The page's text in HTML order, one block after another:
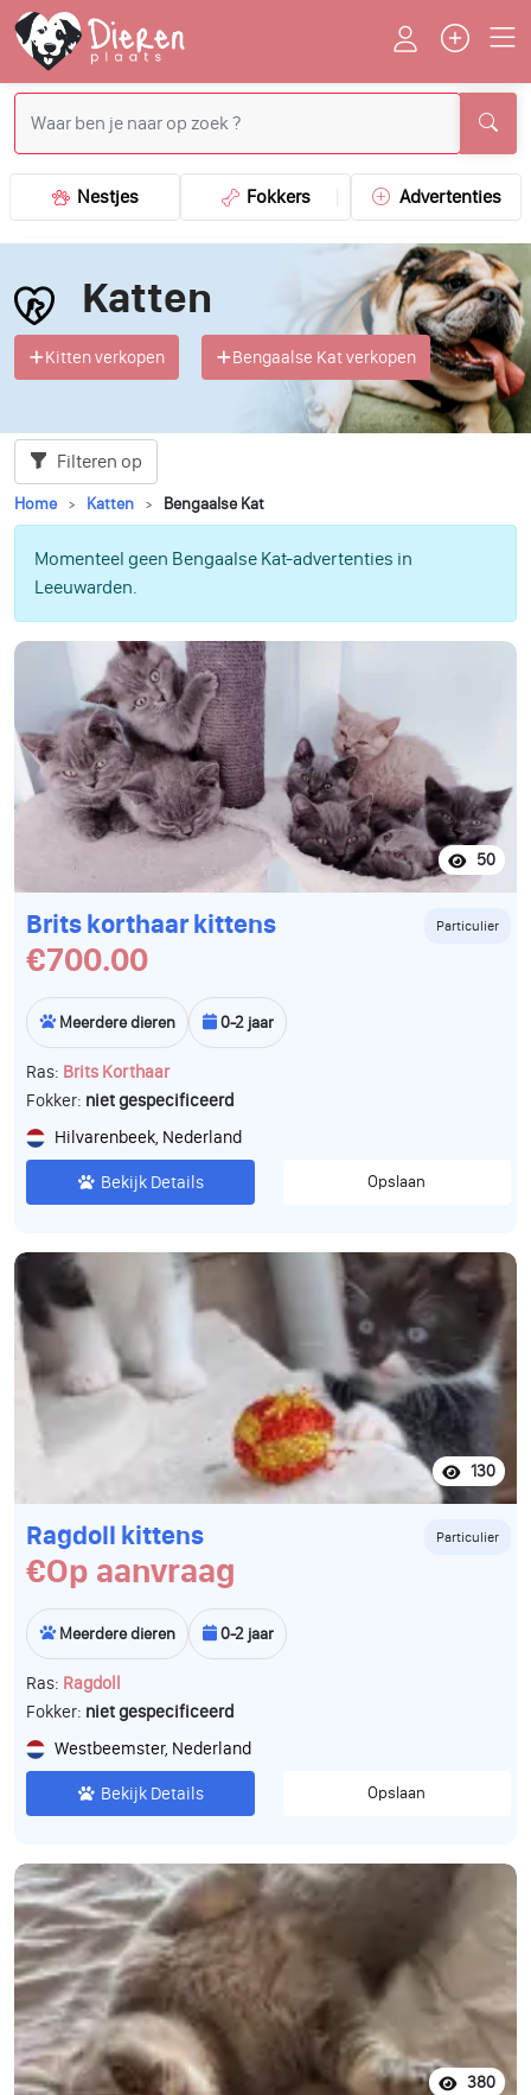
Nestjes Fokkers Advertenties
Katten
Kitten verkopen Bengaalse Kat verkopen
Filteren op
Home Katten Bengaalse Kat
Momenteel geen Bengaalse Kat-advertenties in
Leeuwarden.
50
Brits korthaar kittens Particulier
€700.00
Meerdere dieren 0-2 jaar
Ras: Brits Korthaar
Fokker: niet gespecificeerd
Hilvarenbeek, Nederland
Bekijk Details Opslaan
130
Ragdoll kittens Particulier
€Op aanvraag
Meerdere dieren 0-2 jaar
Ras: Ragdoll
Fokker: niet gespecificeerd
Westbeemster, Nederland
Bekijk Details Opslaan
380